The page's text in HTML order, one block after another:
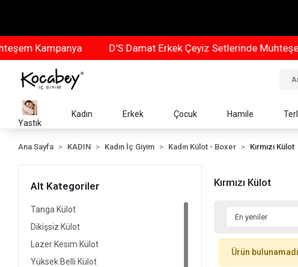
Kampanya D'S Damat Erkek Çeyiz Setlerinde Muhteşem
Yastık
Kadın Erkek Çocuk Hamile
Ana Sayfa KADIN Kadın İç Giyim Kadın Külot - Boxer Kırmızı Külot
Alt Kategoriler
Tanga Külot
Dikişsiz Külot
Lazer Kesim Külot
Yüksek Belli Külot
Kırmızı Külot
Ürün